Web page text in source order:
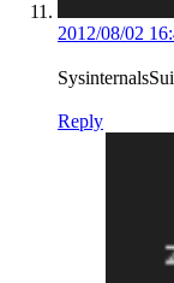
2012/08/02
Reply